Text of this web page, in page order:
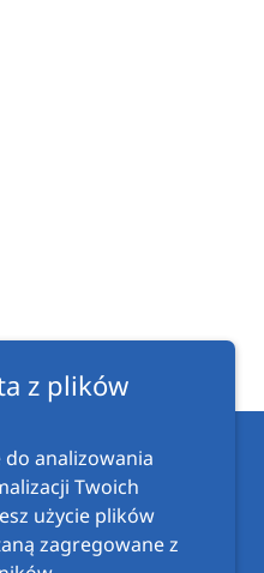
przez
z plików
analizowania
Twoich
użycie plików
zagregowane z